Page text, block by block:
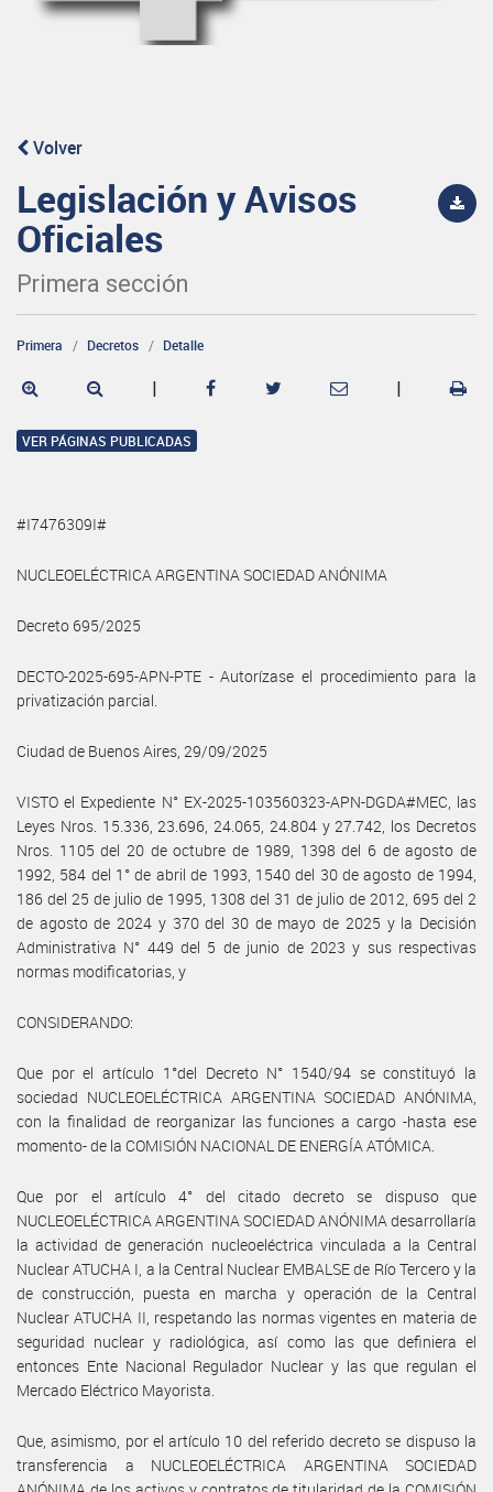
Volver
Legislación y Avisos
Oficiales
Primera sección
Primera Decretos Detalle
| |
VER PÁGINAS PUBLICADAS
#I7476309I#
NUCLEOELÉCTRICA ARGENTINA SOCIEDAD ANÓNIMA
Decreto 695/2025
DECTO-2025-695-APN-PTE - Autorízase el procedimiento para la
privatización parcial.
Ciudad de Buenos Aires, 29/09/2025
VISTO el Expediente N° EX-2025-103560323-APN-DGDA#MEC, las
Leyes Nros. 15.336, 23.696, 24.065, 24.804 y 27.742, los Decretos
Nros. 1105 del 20 de octubre de 1989, 1398 del 6 de agosto de
1992, 584 del 1° de abril de 1993, 1540 del 30 de agosto de 1994,
186 del 25 de julio de 1995, 1308 del 31 de julio de 2012, 695 del 2
de agosto de 2024 y 370 del 30 de mayo de 2025 y la Decisión
Administrativa N° 449 del 5 de junio de 2023 y sus respectivas
normas modificatorias, y
CONSIDERANDO:
Que por el artículo 1°del Decreto N° 1540/94 se constituyó la
sociedad NUCLEOELÉCTRICA ARGENTINA SOCIEDAD ANÓNIMA,
con la finalidad de reorganizar las funciones a cargo -hasta ese
momento- de la COMISIÓN NACIONAL DE ENERGÍA ATÓMICA.
Que por el artículo 4° del citado decreto se dispuso que
NUCLEOELÉCTRICA ARGENTINA SOCIEDAD ANÓNIMA desarrollaría
la actividad de generación nucleoeléctrica vinculada a la Central
Nuclear ATUCHA I, a la Central Nuclear EMBALSE de Río Tercero y la
de construcción, puesta en marcha y operación de la Central
Nuclear ATUCHA II, respetando las normas vigentes en materia de
seguridad nuclear y radiológica, así como las que definiera el
entonces Ente Nacional Regulador Nuclear y las que regulan el
Mercado Eléctrico Mayorista.
Que, asimismo, por el artículo 10 del referido decreto se dispuso la
transferencia a NUCLEOELÉCTRICA ARGENTINA SOCIEDAD